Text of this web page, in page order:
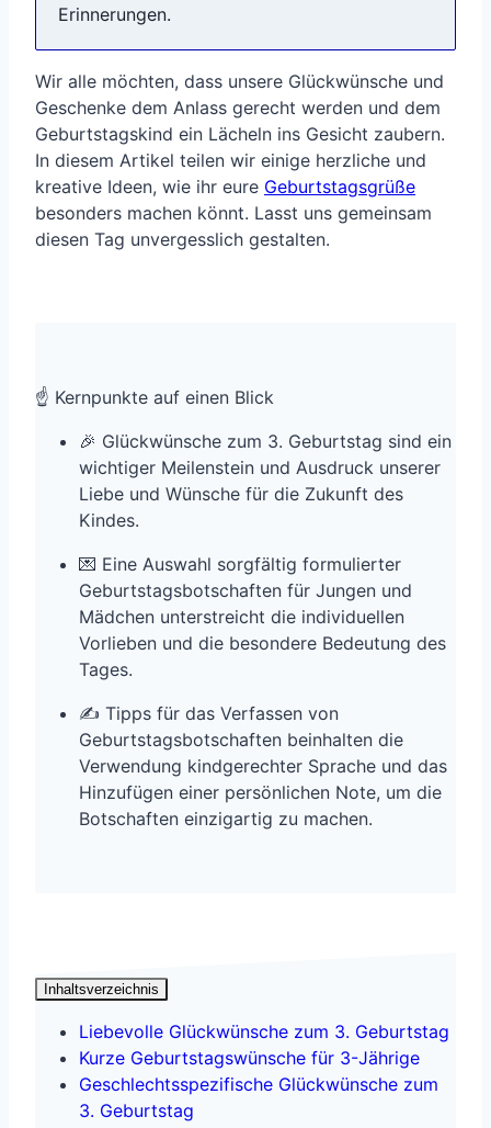
Erinnerungen.
Wir alle möchten, dass unsere Glückwünsche und
Geschenke dem Anlass gerecht werden und dem
Geburtstagskind ein Lächeln ins Gesicht zaubern.
In diesem Artikel teilen wir einige herzliche und
kreative Ideen, wie ihr eure Geburtstagsgrüße
besonders machen könnt. Lasst uns gemeinsam
diesen Tag unvergesslich gestalten.
☝️ Kernpunkte auf einen Blick
🎉 Glückwünsche zum 3. Geburtstag sind ein
wichtiger Meilenstein und Ausdruck unserer
Liebe und Wünsche für die Zukunft des
Kindes.
💌 Eine Auswahl sorgfältig formulierter
Geburtstagsbotschaften für Jungen und
Mädchen unterstreicht die individuellen
Vorlieben und die besondere Bedeutung des
Tages.
✍️ Tipps für das Verfassen von
Geburtstagsbotschaften beinhalten die
Verwendung kindgerechter Sprache und das
Hinzufügen einer persönlichen Note, um die
Botschaften einzigartig zu machen.
Inhaltsverzeichnis
Liebevolle Glückwünsche zum 3. Geburtstag
Kurze Geburtstagswünsche für 3-Jährige
Geschlechtsspezifische Glückwünsche zum
3. Geburtstag